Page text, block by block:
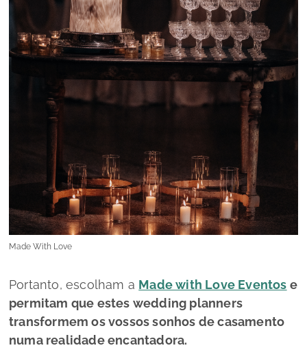
Made With Love
Portanto, escolham a Made with Love Eventos e
permitam que estes wedding planners
transformem os vossos sonhos de casamento
numa realidade encantadora.